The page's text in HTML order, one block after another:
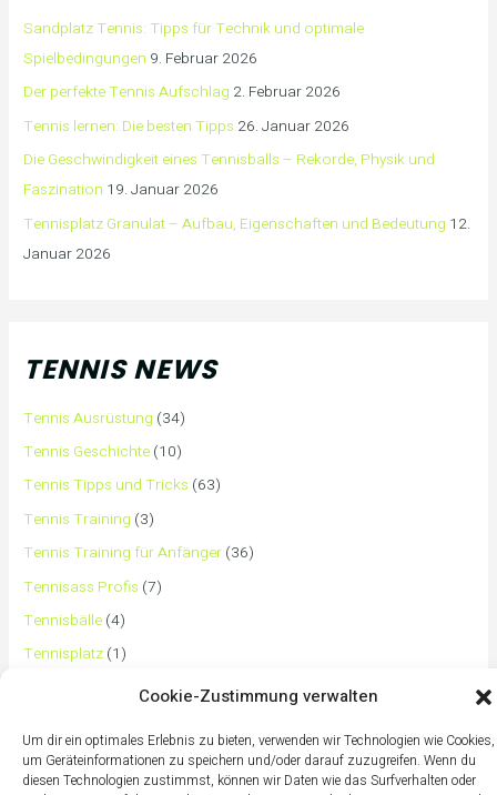
Cookie-Zustimmung verwalten
Um dir ein optimales Erlebnis zu bieten, verwenden wir Technologien wie Cookies,
um Geräteinformationen zu speichern und/oder darauf zuzugreifen. Wenn du
diesen Technologien zustimmst, können wir Daten wie das Surfverhalten oder
Sandplatz Tennis: Tipps für Technik und optimale
Spielbedingungen 9. Februar 2026
Der perfekte Tennis Aufschlag 2. Februar 2026
Tennis lernen: Die besten Tipps 26. Januar 2026
Die Geschwindigkeit eines Tennisballs – Rekorde, Physik und
Faszination 19. Januar 2026
Tennisplatz Granulat – Aufbau, Eigenschaften und Bedeutung 12.
Januar 2026
TENNIS NEWS
Tennis Ausrüstung (34)
Tennis Geschichte (10)
Tennis Tipps und Tricks (63)
Tennis Training (3)
Tennis Training für Anfänger (36)
Tennisass Profis (7)
Tennisbälle (4)
Tennisplatz (1)
(12)
Tennistaschen(2)
Tennisurlaub(1)